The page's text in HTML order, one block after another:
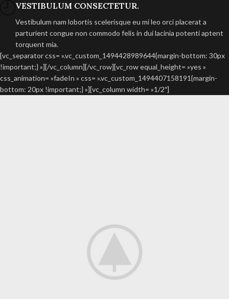
VESTIBULUM CONSECTETUR.
Vestibulum nam lobortis scelerisque eu mi leo orci placerat a
parturient congue non commodo felis in dui lacinia potenti aptent
torquent mia.
[vc_separator css= ».vc_custom_1494428989644{margin-bottom: 30px
!important;} »][/vc_column][/vc_row][vc_row equal_height= »yes »
css_animation= »fadeIn » css= ».vc_custom_1494407158191{margin-
bottom: 20px !important;} »][vc_column width= »1/2″]